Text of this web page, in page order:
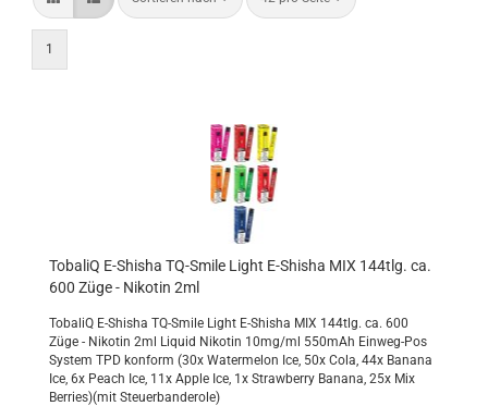
1
To­ba­liQ E-​Shi­sha TQ-​Smile Light E-​Shi­sha MIX 144tlg. ca.
600 Züge - Ni­ko­tin 2ml
To­ba­liQ E-​Shisha TQ-​Smile Light E-​Shisha MIX 144tlg. ca. 600
Züge - Ni­ko­tin 2ml Li­quid Ni­ko­tin 10mg/ml 550mAh Einweg-​Pos
Sys­tem TPD kon­form (30x Wa­ter­me­lon Ice, 50x Cola, 44x Bana­na
Ice, 6x Peach Ice, 11x Apple Ice, 1x Straw­ber­ry Bana­na, 25x Mix
Ber­ries)(mit Steu­er­ban­de­ro­le)